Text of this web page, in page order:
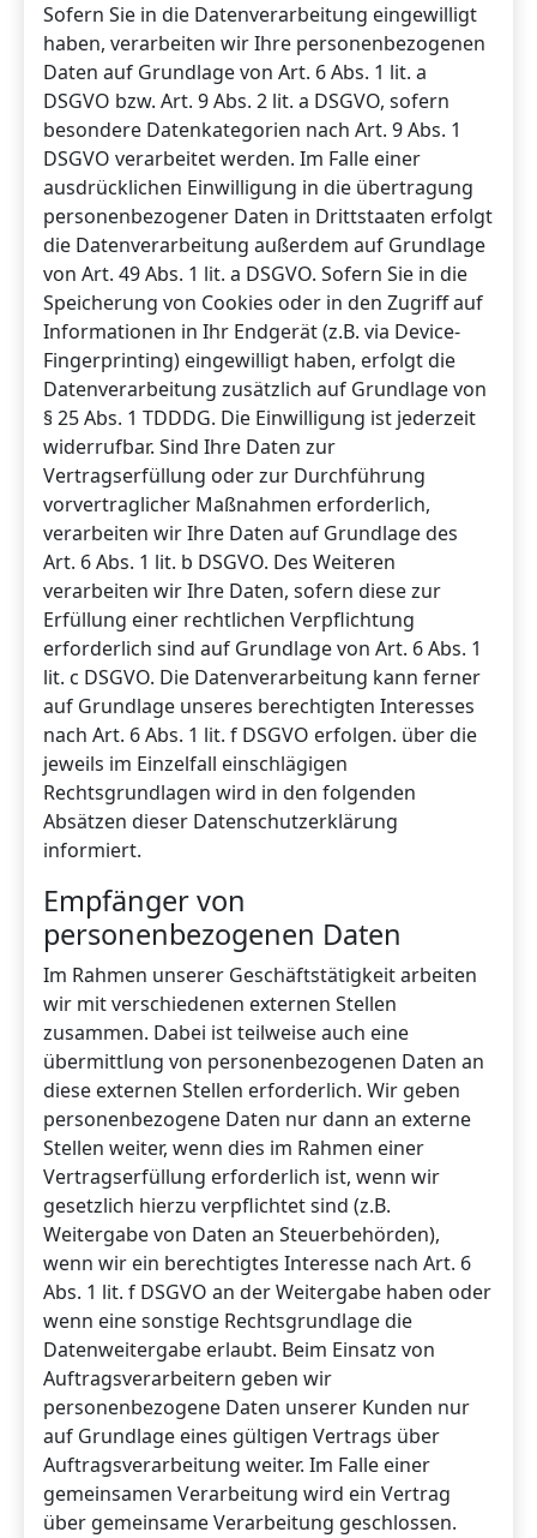
Sofern Sie in die Datenverarbeitung eingewilligt
haben, verarbeiten wir Ihre personenbezogenen
Daten auf Grundlage von Art. 6 Abs. 1 lit. a
DSGVO bzw. Art. 9 Abs. 2 lit. a DSGVO, sofern
besondere Datenkategorien nach Art. 9 Abs. 1
DSGVO verarbeitet werden. Im Falle einer
ausdrücklichen Einwilligung in die übertragung
personenbezogener Daten in Drittstaaten erfolgt
die Datenverarbeitung außerdem auf Grundlage
von Art. 49 Abs. 1 lit. a DSGVO. Sofern Sie in die
Speicherung von Cookies oder in den Zugriff auf
Informationen in Ihr Endgerät (z.B. via Device-
Fingerprinting) eingewilligt haben, erfolgt die
Datenverarbeitung zusätzlich auf Grundlage von
§ 25 Abs. 1 TDDDG. Die Einwilligung ist jederzeit
widerrufbar. Sind Ihre Daten zur
Vertragserfüllung oder zur Durchführung
vorvertraglicher Maßnahmen erforderlich,
verarbeiten wir Ihre Daten auf Grundlage des
Art. 6 Abs. 1 lit. b DSGVO. Des Weiteren
verarbeiten wir Ihre Daten, sofern diese zur
Erfüllung einer rechtlichen Verpflichtung
erforderlich sind auf Grundlage von Art. 6 Abs. 1
lit. c DSGVO. Die Datenverarbeitung kann ferner
auf Grundlage unseres berechtigten Interesses
nach Art. 6 Abs. 1 lit. f DSGVO erfolgen. über die
jeweils im Einzelfall einschlägigen
Rechtsgrundlagen wird in den folgenden
Absätzen dieser Datenschutzerklärung
informiert.
Empfänger von
personenbezogenen Daten
Im Rahmen unserer Geschäftstätigkeit arbeiten
wir mit verschiedenen externen Stellen
zusammen. Dabei ist teilweise auch eine
übermittlung von personenbezogenen Daten an
diese externen Stellen erforderlich. Wir geben
personenbezogene Daten nur dann an externe
Stellen weiter, wenn dies im Rahmen einer
Vertragserfüllung erforderlich ist, wenn wir
gesetzlich hierzu verpflichtet sind (z.B.
Weitergabe von Daten an Steuerbehörden),
wenn wir ein berechtigtes Interesse nach Art. 6
Abs. 1 lit. f DSGVO an der Weitergabe haben oder
wenn eine sonstige Rechtsgrundlage die
Datenweitergabe erlaubt. Beim Einsatz von
Auftragsverarbeitern geben wir
personenbezogene Daten unserer Kunden nur
auf Grundlage eines gültigen Vertrags über
Auftragsverarbeitung weiter. Im Falle einer
gemeinsamen Verarbeitung wird ein Vertrag
über gemeinsame Verarbeitung geschlossen.